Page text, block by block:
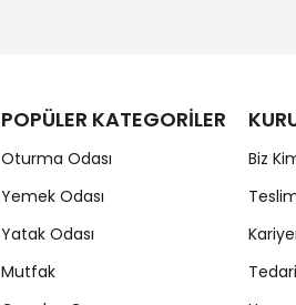
POPÜLER KATEGORİLER
Oturma Odası
Yemek Odası
Yatak Odası
Mutfak
Biz